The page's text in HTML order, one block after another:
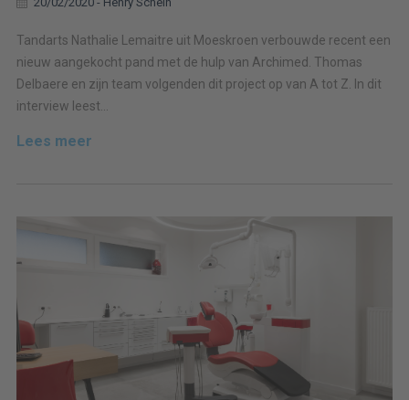
Tandarts Nathalie Lemaitre uit Moeskroen verbouwde recent een
nieuw aangekocht pand met de hulp van Archimed. Thomas
Delbaere en zijn team volgenden dit project op van A tot Z. In dit
interview leest...
Lees meer